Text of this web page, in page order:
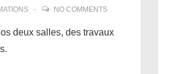
NO COMMENTS
deux salles, des travaux